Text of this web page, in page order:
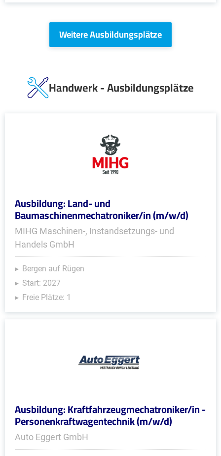
Weitere Ausbildungsplätze
Handwerk - Ausbildungsplätze
Ausbildung: Land- und
Baumaschinenmechatroniker/in (m/w/d)
MIHG Maschinen-, Instandsetzungs- und
Handels GmbH
Bergen auf Rügen
Start: 2027
Freie Plätze: 1
Ausbildung: Kraftfahrzeugmechatroniker/in -
Personenkraftwagentechnik (m/w/d)
Auto Eggert GmbH